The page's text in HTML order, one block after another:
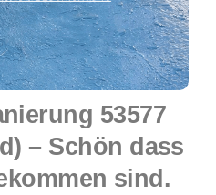
53577
– Schön dass
sind.